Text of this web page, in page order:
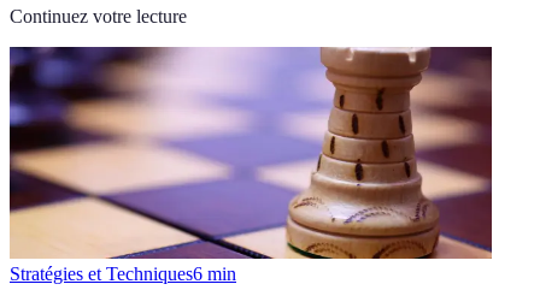
Continuez votre lecture
Stratégies et Techniques6 min